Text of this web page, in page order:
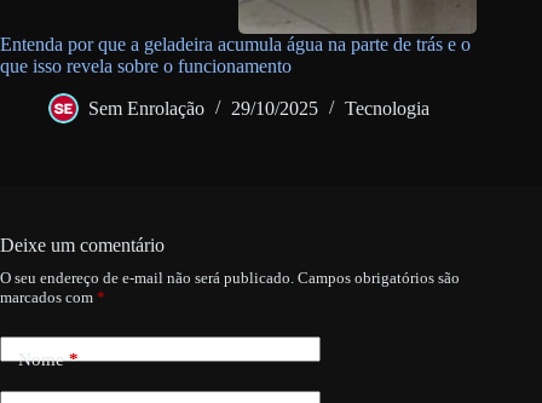
Entenda por que a geladeira acumula água na parte de trás e o
que isso revela sobre o funcionamento
Sem Enrolação 29/10/2025 Tecnologia
Deixe um comentário
O seu endereço de e-mail não será publicado. Campos obrigatórios são
marcados com *
Nome*